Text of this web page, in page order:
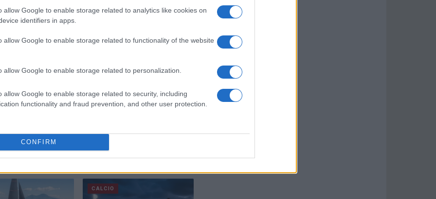
allow Google to enable storage related to analytics like cookies on
identifiers in apps.
allow Google to enable storage related to functionality of the website
allow Google to enable storage related to personalization.
allow Google to enable storage related to security, including
functionality and fraud prevention, and other user protection.
CONFIRM
CALCIO